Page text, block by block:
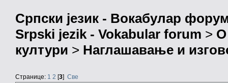
Српски језик - Вокабулар
Srpski jezik - Vokabular forum > О
култури > Наглашавање и
Странице: 1 2 [3] Све